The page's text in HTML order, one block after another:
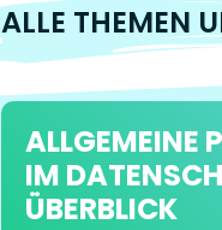
ALLE THEMEN
ALLGEMEINE
IM
ÜBERBLICK